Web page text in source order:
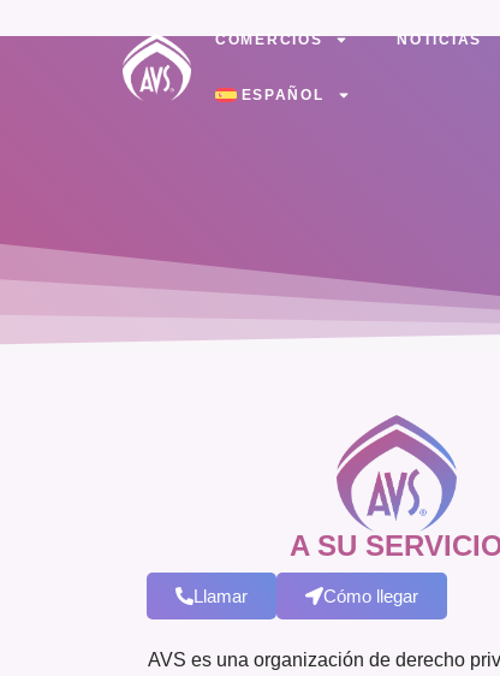
COMERCIOS NOTICIAS
ESPAÑOL
A SU
Llamar Cómo llegar
AVS es una organización de derecho